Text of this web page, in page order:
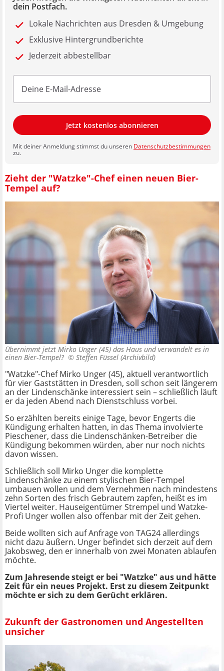
dein Postfach.
Lokale Nachrichten aus Dresden & Umgebung
Exklusive Hintergrundberichte
Jederzeit abbestellbar
Jetzt kostenlos abonnieren
Mit deiner Anmeldung stimmst du unseren Datenschutzbestimmungen
zu.
Zieht der "Watzke"-Chef einen neuen Bier-
Tempel auf?
Übernimmt jetzt Mirko Unger (45) das Haus und verwandelt es in
einen Bier-Tempel? © Steffen Füssel (Archivbild)
"Watzke"-Chef Mirko Unger (45), aktuell verantwortlich
für vier Gaststätten in Dresden, soll schon seit längerem
an der Lindenschänke interessiert sein – schließlich läuft
er da jeden Abend nach Dienstschluss vorbei.
So erzählten bereits einige Tage, bevor Engerts die
Kündigung erhalten hatten, in das Thema involvierte
Pieschener, dass die Lindenschänken-Betreiber die
Kündigung bekommen würden, aber nur noch nichts
davon wissen.
Schließlich soll Mirko Unger die komplette
Lindenschänke zu einem stylischen Bier-Tempel
umbauen wollen und dem Vernehmen nach mindestens
zehn Sorten des frisch Gebrautem zapfen, heißt es im
Viertel weiter. Hauseigentümer Strempel und Watzke-
Profi Unger wollen also offenbar mit der Zeit gehen.
Beide wollten sich auf Anfrage von TAG24 allerdings
nicht dazu äußern. Unger befindet sich derzeit auf dem
Jakobsweg, den er innerhalb von zwei Monaten ablaufen
möchte.
Zum Jahresende steigt er bei "Watzke" aus und hätte
Zeit für ein neues Projekt. Erst zu diesem Zeitpunkt
möchte er sich zu dem Gerücht erklären.
Zukunft der Gastronomen und Angestellten
unsicher